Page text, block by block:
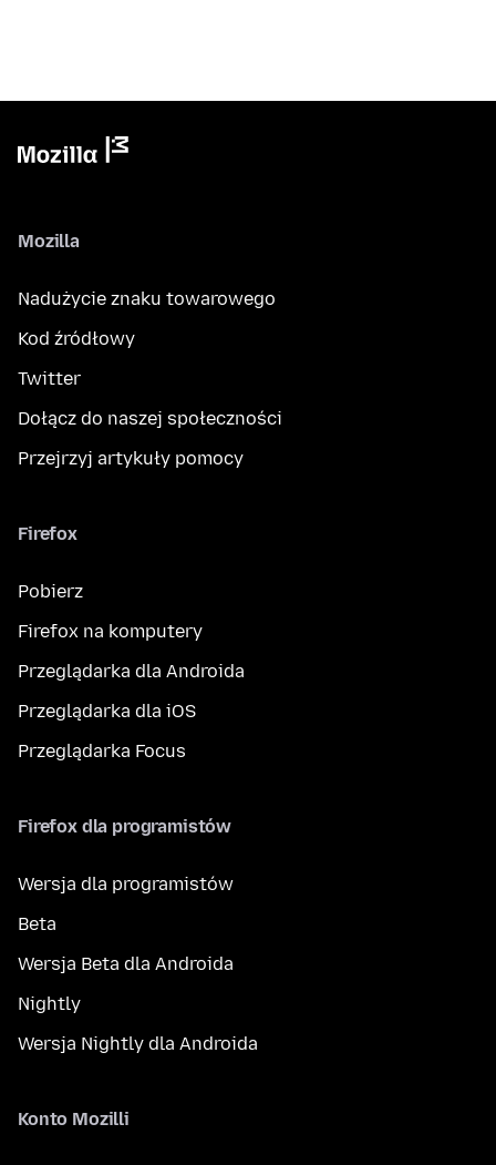
Mozilla
Nadużycie znaku towarowego
Kod źródłowy
Twitter
Dołącz do naszej społeczności
Przejrzyj artykuły pomocy
Firefox
Pobierz
Firefox na komputery
Przeglądarka dla Androida
Przeglądarka dla iOS
Przeglądarka Focus
Firefox dla programistów
Wersja dla programistów
Beta
Wersja Beta dla Androida
Nightly
Wersja Nightly dla Androida
Konto Mozilli